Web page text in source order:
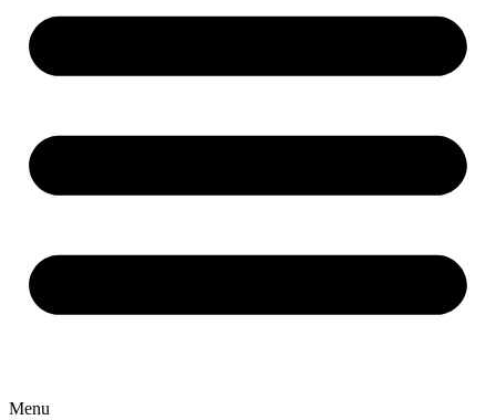
Menu